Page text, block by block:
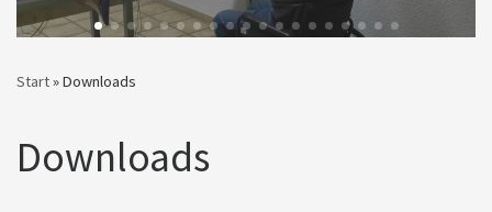
Start»Downloads
Downloads